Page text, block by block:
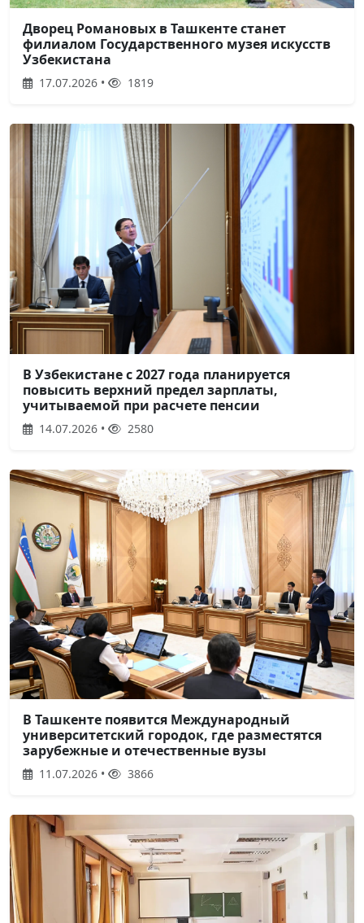
Дворец Романовых в Ташкенте станет
филиалом Государственного музея искусств
Узбекистана
17.07.2026 • 1819
В Узбекистане с 2027 года планируется
повысить верхний предел зарплаты,
учитываемой при расчете пенсии
14.07.2026 • 2580
В Ташкенте появится Международный
университетский городок, где разместятся
зарубежные и отечественные вузы
11.07.2026 • 3866